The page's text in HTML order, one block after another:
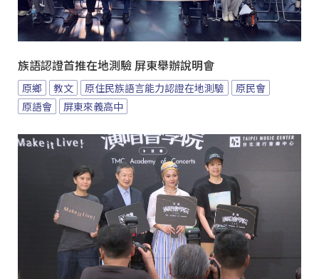
族語認證首推在地測驗 屏東舉辦說明會
原鄉 教文 原住民族語言能力認證在地測驗
原民會
原語會
屏東來義高中